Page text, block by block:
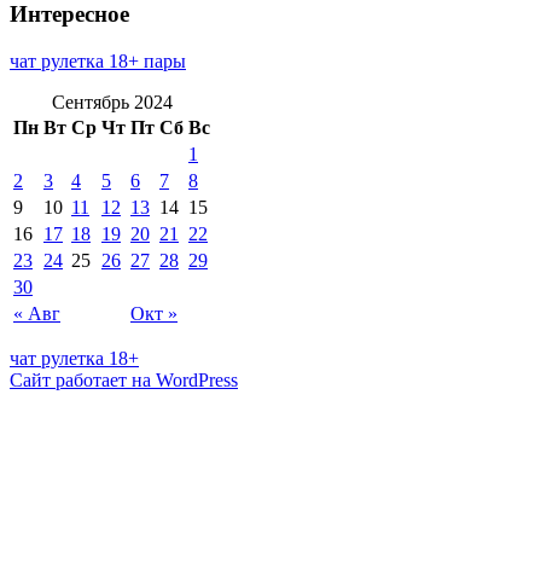
Интересное
чат рулетка 18+ пары
Сентябрь 2024
Пн Вт Ср Чт Пт Сб Вс
« Авг Окт »
1
2
3 4 5 6 7
8
9
10 11 12 13 14 15
16 17 18 19 20 21
22
23 24 25 26 27 28 29
30
чат рулетка 18+
Сайт работает на WordPress